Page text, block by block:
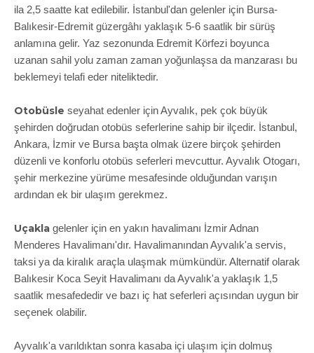
ila 2,5 saatte kat edilebilir. İstanbul'dan gelenler için Bursa-
Balıkesir-Edremit güzergâhı yaklaşık 5-6 saatlik bir sürüş
anlamına gelir. Yaz sezonunda Edremit Körfezi boyunca
uzanan sahil yolu zaman zaman yoğunlaşsa da manzarası bu
beklemeyi telafi eder niteliktedir.
Otobüsle seyahat edenler için Ayvalık, pek çok büyük
şehirden doğrudan otobüs seferlerine sahip bir ilçedir. İstanbul,
Ankara, İzmir ve Bursa başta olmak üzere birçok şehirden
düzenli ve konforlu otobüs seferleri mevcuttur. Ayvalık Otogarı,
şehir merkezine yürüme mesafesinde olduğundan varışın
ardından ek bir ulaşım gerekmez.
Uçakla gelenler için en yakın havalimanı İzmir Adnan
Menderes Havalimanı'dır. Havalimanından Ayvalık'a servis,
taksi ya da kiralık araçla ulaşmak mümkündür. Alternatif olarak
Balıkesir Koca Seyit Havalimanı da Ayvalık'a yaklaşık 1,5
saatlik mesafededir ve bazı iç hat seferleri açısından uygun bir
seçenek olabilir.
Ayvalık'a varıldıktan sonra kasaba içi ulaşım için dolmuş